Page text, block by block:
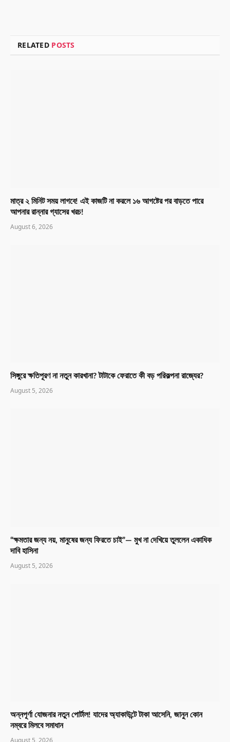
RELATED POSTS
মাত্র ২ মিনিট সময় লাগবে! এই কাজটি না করলে ১৬ আগষ্টের পর বাড়তে পারে
আপনার রান্নার গ্যাসের খরচ!
August 6, 2026
সিঙ্গুরে ক্ষতিপূরণ না নতুন কারখানা? টাটাকে ফেরাতে কী বড় পরিকল্পনা রাজ্যের?
August 5, 2026
“ক্ষমতার জন্য নয়, মানুষের জন্য ফিরতে চাই”— মুখ না দেখিয়ে তুললেন একাধিক
দাবি হাসিনা
August 5, 2026
অন্নপূর্ণা যোজনার নতুন পোর্টাল! যাদের অ্যাকাউন্টে টাকা আসেনি, জানুন কোন
নম্বরে মিলবে সমাধান